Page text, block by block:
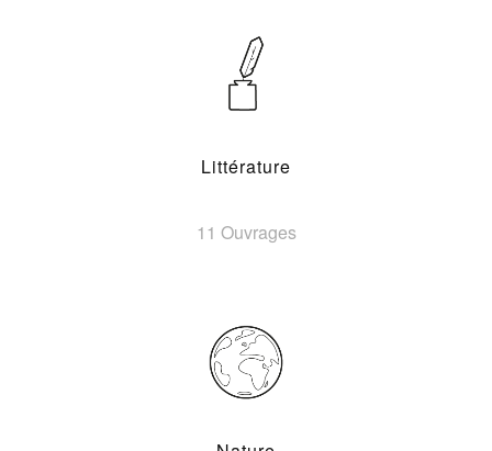
Littérature
11 Ouvrages